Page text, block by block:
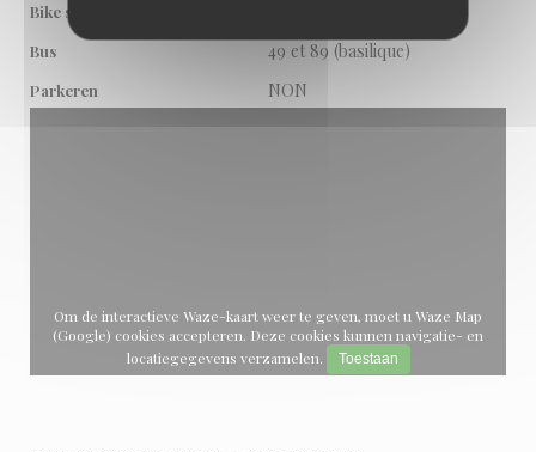
Bike station
Bus 49 et 89 (basilique)
Parkeren NON
Om de interactieve Waze-kaart weer te geven, moet u Waze Map
(Google) cookies accepteren. Deze cookies kunnen navigatie- en
locatiegegevens verzamelen.
Toestaan